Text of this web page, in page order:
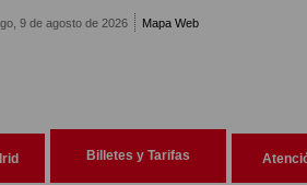
9 de agosto de 2026 Mapa Web
Billetes y Tarifas